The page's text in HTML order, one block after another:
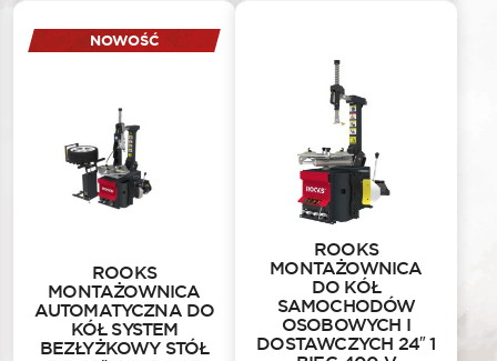
NOWOŚĆ
ROOKS
MONTAŻOWNICA
AUTOMATYCZNA DO
KÓŁ SYSTEM
BEZŁYŻKOWY STÓŁ
ROOKS
MONTAŻOWNICA
DO KÓŁ
SAMOCHODÓW
OSOBOWYCH I
DOSTAWCZYCH 24″ 1